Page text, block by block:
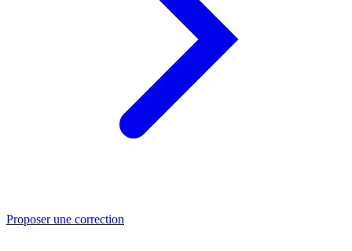
Proposer une correction